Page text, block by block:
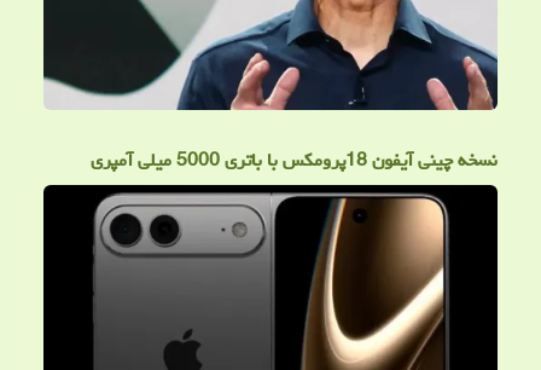
نسخه چینی آیفون 18پرومکس با باتری 5000 میلی آمپری